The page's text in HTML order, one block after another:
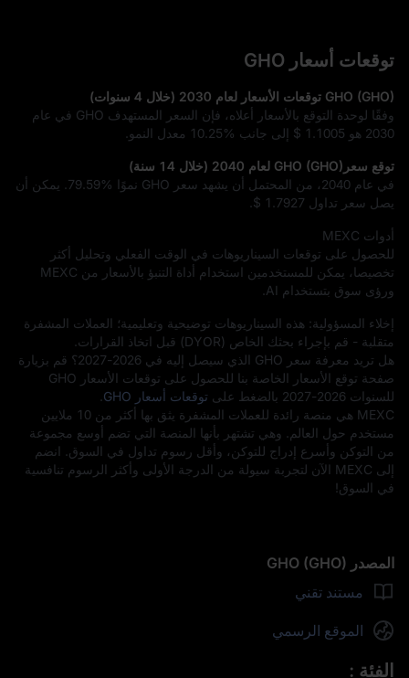
توقعات أسعار GHO
GHO (GHO) توقعات الأسعار لعام 2030 (خلال 4 سنوات)
وفقًا لوحدة التوقع بالأسعار أعلاه، فإن السعر المستهدف GHO في عام
2030 هو
$ 1.1005 إلى جانب 10.25% معدل النمو.
توقع سعرGHO (GHO) لعام 2040 (خلال 14 سنة)
في عام 2040، من المحتمل أن يشهد سعر GHO نموًا
79.59% . يمكن أن
يصل سعر تداول $ 1.7927
أدوات MEXC
للحصول على توقعات السيناريوهات في الوقت الفعلي وتحليل أكثر
تخصيصا، يمكن للمستخدمين استخدام أداة التنبؤ بالأسعار من MEXC
ورؤى سوق بتستخدام AI.
إخلاء المسؤولية: هذه السيناريوهات توضيحية وتعليمية؛ العملات المشفرة
متقلبة - قم بإجراء بحثك الخاص (DYOR) قبل اتخاذ القرارات.
هل تريد معرفة سعر GHO الذي سيصل إليه في 2026-2027؟ قم بزيارة
صفحة توقع الأسعار الخاصة بنا للحصول على توقعات الأسعار GHO
للسنوات 2026-2027 بالضغط على
توقعات أسعار GHO
MEXC هي منصة رائدة للعملات المشفرة يثق بها أكثر من 10 ملايين
مستخدم حول العالم. وهي تشتهر بأنها المنصة التي تضم أوسع مجموعة
من التوكن وأسرع إدراج للتوكن، وأقل رسوم تداول في السوق. انضم
إلى MEXC الآن لتجربة سيولة من الدرجة الأولى وأكثر الرسوم تنافسية
في السوق!
المصدر GHO (GHO)
مستند تقني
الموقع الرسمي
الفئة :